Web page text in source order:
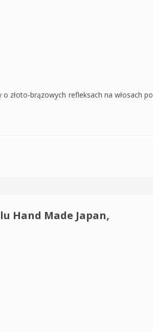
złoto-brązowych refleksach na włosach po
Hand Made Japan,